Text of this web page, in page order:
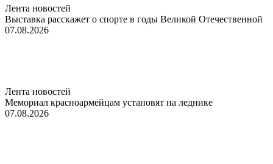
Лента новостей
Выставка расскажет о спорте в годы Великой Отечественной
07.08.2026
Лента новостей
Мемориал красноармейцам установят на леднике
07.08.2026